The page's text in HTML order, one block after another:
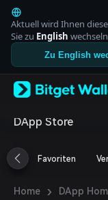
English
日本語
Tiếng Việt
Русский
Español (Latinoamérica)
Italiano
Deutsch
繁體中文
Português (Portugal)
ภาษาไทย
Aktuell wird Ihnen
Sie zu English
Zu English
DApp Store
Favoriten
Home › DApp